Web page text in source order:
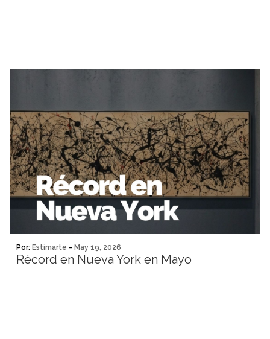
Por: Estimarte - May 19, 2026
Récord en Nueva York en Mayo